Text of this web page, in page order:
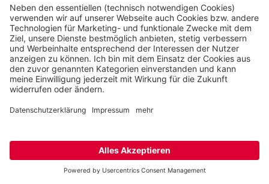
SEITE VORLESEN TÖNE STUMMSCHALTEN